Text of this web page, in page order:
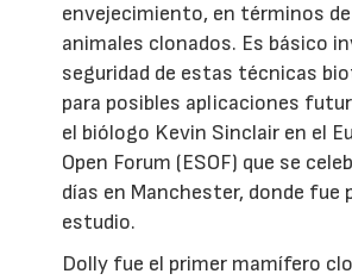
envejecimiento, en términos de
animales clonados. Es básico
seguridad de estas técnicas
para posibles aplicaciones
el biólogo Kevin Sinclair en el
Open Forum (ESOF) que se
días en Manchester, donde fue
estudio.
Dolly fue el primer mamífero